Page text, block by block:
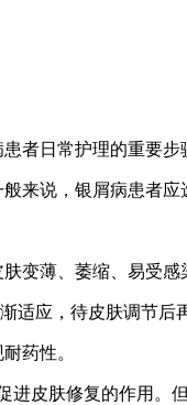
者日常护理的重要步
说，银屑病患者
变薄、萎缩、易受感
适应，待皮肤调节后
药性。
皮肤修复的作用。